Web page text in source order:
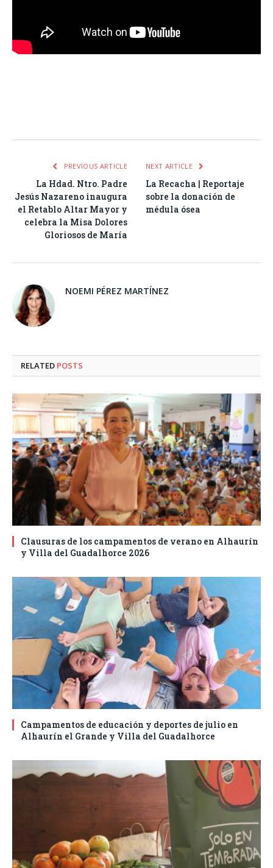
PREVIOUS ARTICLE
La Hdad. Ntro. Padre
Jesús Nazareno inaugura
el Retablo Altar Mayor y
celebra la Misa Dolores
Gloriosos de María
NEXT ARTICLE
La Recacha | Reportaje
sobre la donación de
médula ósea
NOEMI PÉREZ MARTÍNEZ
RELATED POSTS
Clausuras de los campamentos de verano en Alhaurín
y Villa del Guadalhorce 2026
Campamentos de educación y deportes de julio en
Alhaurín el Grande y Villa del Guadalhorce